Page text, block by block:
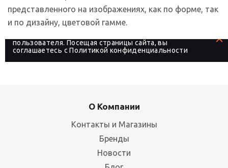
представленного на изображениях, как по форме, так
и по дизайну, цветовой гамме.
На сайте используются файлы cookies, которые его
пользователя. Посещая страницы сайта, вы
соглашаетесь сПолитикой конфиденциальности
О Компании
Контакты и Магазины
Бренды
Новости